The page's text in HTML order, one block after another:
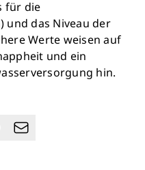
für die
und das Niveau der
Werte weisen auf
und ein
hin.